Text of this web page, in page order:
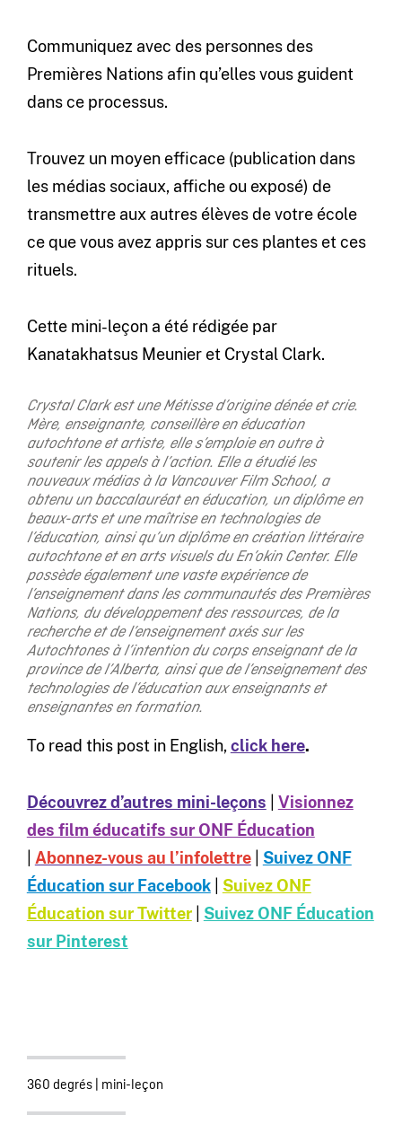
Communiquez avec des personnes des
Premières Nations afin qu’elles vous guident
dans ce processus.
Trouvez un moyen efficace (publication dans
les médias sociaux, affiche ou exposé) de
transmettre aux autres élèves de votre école
ce que vous avez appris sur ces plantes et ces
rituels.
Cette mini-leçon a été rédigée par
Kanatakhatsus Meunier et Crystal Clark.
Crystal Clark est une Métisse d’origine dénée et crie.
Mère, enseignante, conseillère en éducation
autochtone et artiste, elle s’emploie en outre à
soutenir les appels à l’action. Elle a étudié les
nouveaux médias à la Vancouver Film School, a
obtenu un baccalauréat en éducation, un diplôme en
beaux-arts et une maîtrise en technologies de
l’éducation, ainsi qu’un diplôme en création littéraire
autochtone et en arts visuels du En’okin Center. Elle
possède également une vaste expérience de
l’enseignement dans les communautés des Premières
Nations, du développement des ressources, de la
recherche et de l’enseignement axés sur les
Autochtones à l’intention du corps enseignant de la
province de l’Alberta, ainsi que de l’enseignement des
technologies de l’éducation aux enseignants et
enseignantes en formation.
To read this post in English,click here.
Découvrez d’autres mini-leçons
Visionnez
des film éducatifs sur ONF Éducation
Abonnez-vous au l’infolettre| Suivez ONF
Éducation sur Facebook| Suivez ONF
Éducation sur Twitter| Suivez ONF Éducation
sur Pinterest
360 degrés| mini-leçon